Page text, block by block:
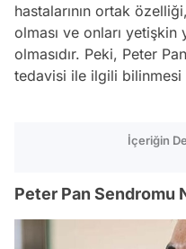
hastalarının ortak
olması ve onları yetişkin
olmasıdır. Peki, Peter
tedavisi ile ilgili
İçeriğin
Peter Pan Sendromu